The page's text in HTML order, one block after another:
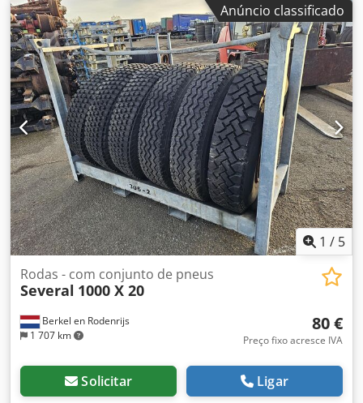
Anúncio classificado
1 / 5
Berkel en Rodenrijs
1 707 km
Rodas - com conjunto de pneus
Several 1000 X 20
80 €
Preço fixo acresce IVA
Solicitar Ligar